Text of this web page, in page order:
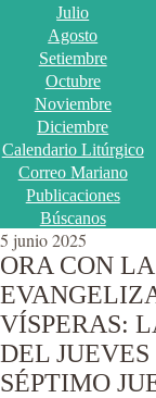
Julio
Agosto
Setiembre
Octubre
Noviembre
Diciembre
Calendario Litúrgico
Correo Mariano
Publicaciones
Búscanos
5 junio 2025
ORA CON
VÍSPERAS:
DEL JUEVES
SÉPTIMO